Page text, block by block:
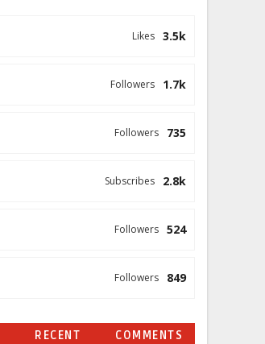
3.5k
Likes
1.7k
Followers
735
Followers
2.8k
Subscribes
524
Followers
849
Followers
RECENT COMMENTS